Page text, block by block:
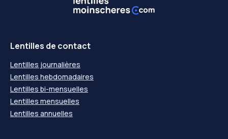
Lentilles de contact
Lentilles journalières
Lentilles hebdomadaires
Lentilles bi-mensuelles
Lentilles mensuelles
Lentilles annuelles